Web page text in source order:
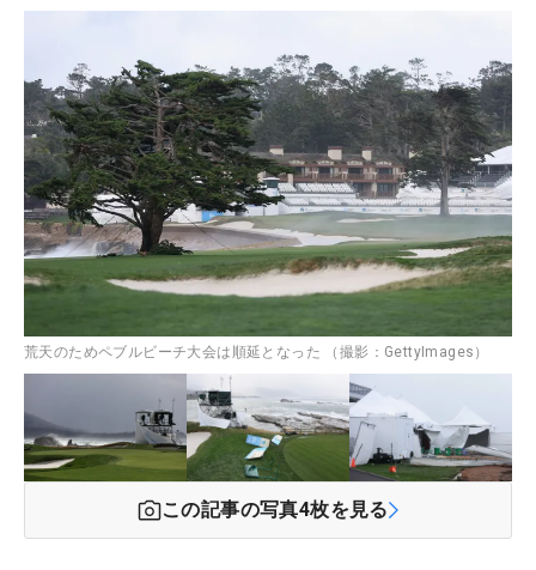
荒天のためペブルビーチ大会は順延となった （撮影：GettyImages）
この記事の写真4枚を見る